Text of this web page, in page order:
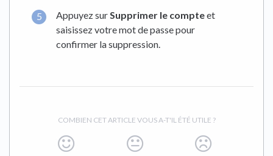
Appuyez surSupprimer le compteet
saisissez votre mot de passe pour
confirmer la suppression.
COMBIEN CET ARTICLE VOUS A-T'IL ÉTÉ UTILE ?